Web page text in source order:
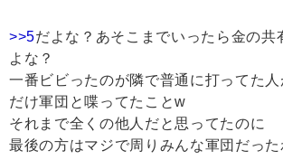
>>5だよな？あそこまでいったら金の共
よな？
一番ビビったのが隣で普通に打ってた
だけ軍団と喋ってたことw
それまで全くの他人だと思ってたのに
最後の方はマジで周りみんな軍団だった